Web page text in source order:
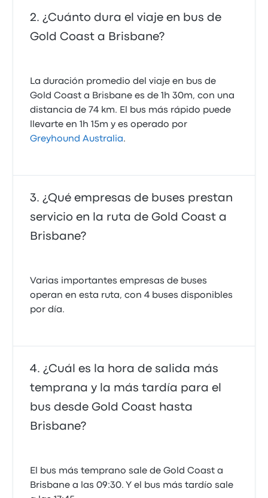
¿Cuánto dura el viaje en bus de
Gold Coast a Brisbane?
La duración promedio del viaje en bus de
Gold Coast a Brisbane es de 1h 30m, con una
distancia de 74 km. El bus más rápido puede
llevarte en 1h 15m y es operado por
Greyhound Australia.
¿Qué empresas de buses prestan
servicio en la ruta de Gold Coast a
Brisbane?
Varias importantes empresas de buses
operan en esta ruta, con 4 buses disponibles
por día.
¿Cuál es la hora de salida más
temprana y la más tardía para el
bus desde Gold Coast hasta
Brisbane?
El bus más temprano sale de Gold Coast a
Brisbane a las 09:30. Y el bus más tardío sale